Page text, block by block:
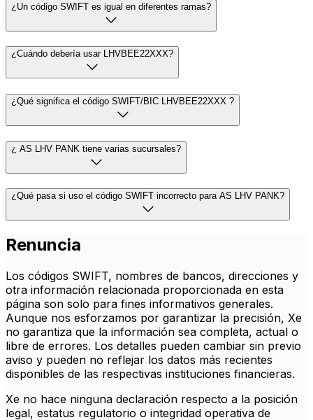
¿Un código SWIFT es igual en diferentes ramas?
¿Cuándo debería usar LHVBEE22XXX?
¿Qué significa el código SWIFT/BIC LHVBEE22XXX ?
¿ AS LHV PANK tiene varias sucursales?
¿Qué pasa si uso el código SWIFT incorrecto para AS LHV PANK?
Renuncia
Los códigos SWIFT, nombres de bancos, direcciones y
otra información relacionada proporcionada en esta
página son solo para fines informativos generales.
Aunque nos esforzamos por garantizar la precisión, Xe
no garantiza que la información sea completa, actual o
libre de errores. Los detalles pueden cambiar sin previo
aviso y pueden no reflejar los datos más recientes
disponibles de las respectivas instituciones financieras.
Xe no hace ninguna declaración respecto a la posición
legal, estatus regulatorio o integridad operativa de